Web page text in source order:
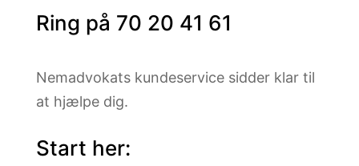
Ring på 70 20 41 61
Nemadvokats kundeservice sidder klar til
at hjælpe dig.
Start her: